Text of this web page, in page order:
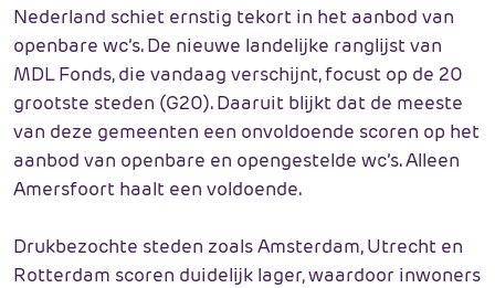
Nederland schiet ernstig tekort in het aanbod van
openbare wc’s. De nieuwe landelijke ranglijst van
MDL Fonds, die vandaag verschijnt, focust op de 20
grootste steden (G20). Daaruit blijkt dat de meeste
van deze gemeenten een onvoldoende scoren op het
aanbod van openbare en opengestelde wc’s. Alleen
Amersfoort haalt een voldoende.
Drukbezochte steden zoals Amsterdam, Utrecht en
Rotterdam scoren duidelijk lager, waardoor inwoners